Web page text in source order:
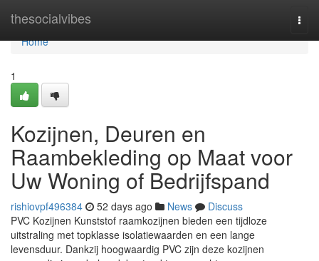
thesocialvibes
Home
Home
1
Kozijnen, Deuren en
Raambekleding op Maat voor
Uw Woning of Bedrijfspand
rishiovpf496384 52 days ago News
Discuss
PVC Kozijnen Kunststof raamkozijnen bieden een tijdloze
uitstraling met topklasse isolatiewaarden en een lange
levensduur. Dankzij hoogwaardig PVC zijn deze kozijnen